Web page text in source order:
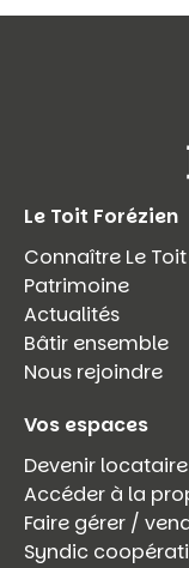
Le Toit Forézien
Connaître Le
Patrimoine
Actualités
Bâtir ensemble
Nous rejoindre
Vos espaces
Devenir locataire
Accéder à la
Faire gérer /
Syndic